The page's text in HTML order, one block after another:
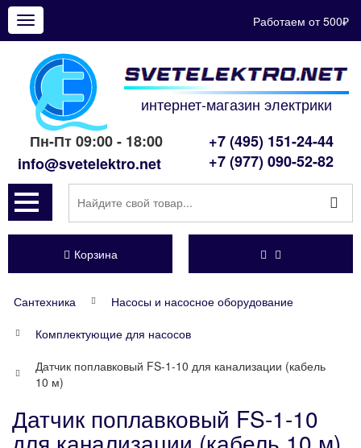
Показать
меню
Работаем от 500₽
интернет-магазин электрики
Пн-Пт 09:00 - 18:00
info@svetelektro.net
+7 (495) 151-24-44
+7 (977) 090-52-82
Корзина
Сантехника
Насосы и насосное оборудование
Комплектующие для насосов
Датчик поплавковый FS-1-10 для канализации (кабель
10 м)
Датчик поплавковый FS-1-10